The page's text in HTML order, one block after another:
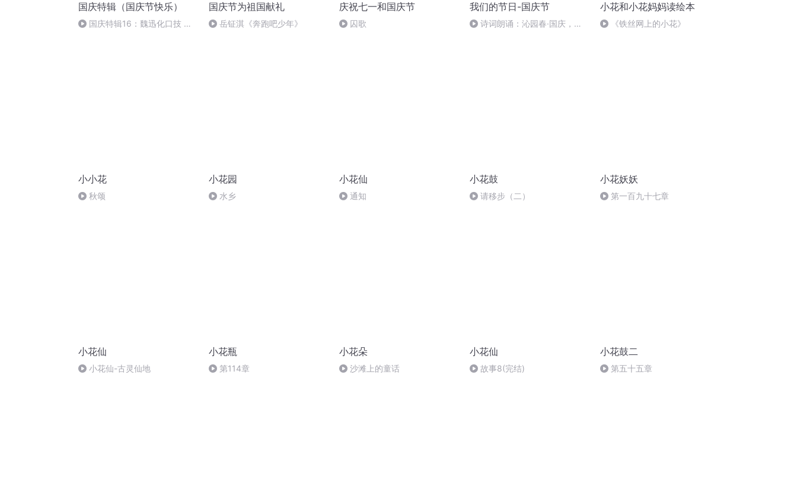
国庆特辑（国庆节快乐）
国庆特辑16：魏迅化口技 二
国庆节为祖国献礼
岳钲淇《奔跑吧少年》
庆祝七一和国庆节
囚歌
我们的节日-国庆节
诗词朗诵：沁园春·国庆，朗
小花和小花妈妈读绘本
《铁丝网上的小花》
小小花
秋颂
小花园
水乡
小花仙
通知
小花鼓
请移步（二）
小花妖妖
第一百九十七章
小花仙
小花仙-古灵仙地
小花瓶
第114章
小花朵
沙滩上的童话
小花仙
故事8(完结)
小花鼓二
第五十五章